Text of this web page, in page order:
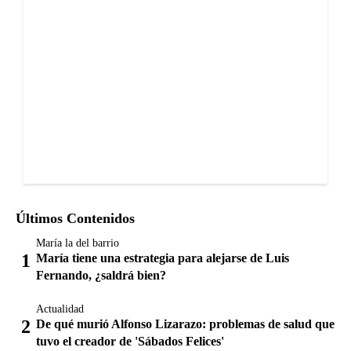
Últimos Contenidos
María la del barrio
María tiene una estrategia para alejarse de Luis
Fernando, ¿saldrá bien?
Actualidad
De qué murió Alfonso Lizarazo: problemas de salud que
tuvo el creador de 'Sábados Felices'